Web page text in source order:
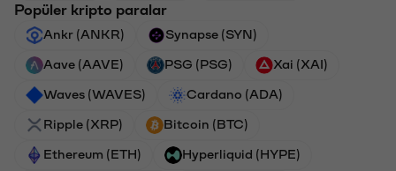
Popüler kripto paralar
Ankr (ANKR) Synapse (SYN)
Aave (AAVE) PSG (PSG) Xai (XAI)
Waves (WAVES) Cardano (ADA)
Ripple (XRP) Bitcoin (BTC)
Ethereum (ETH) Hyperliquid (HYPE)